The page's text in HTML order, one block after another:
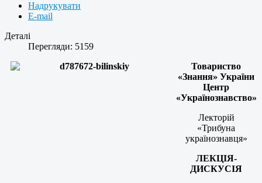
Надрукувати
E-mail
Деталі
Перегляди: 5159
Товариство
«Знання» України
Центр
«Українознавство»
Лекторій
«Трибуна
українознавця»
ЛЕКЦІЯ-
ДИСКУСІЯ